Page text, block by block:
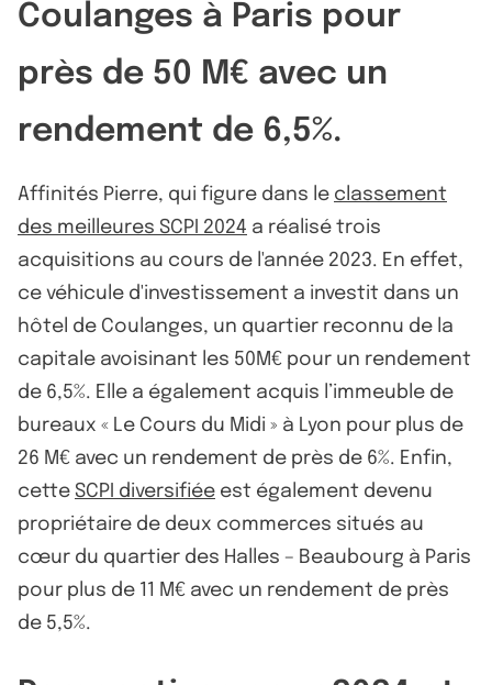
Coulanges à Paris pour
près de 50 M€ avec un
rendement de 6,5%.
Affinités Pierre, qui figure dans le classement
des meilleures SCPI 2024 a réalisé trois
acquisitions au cours de l'année 2023. En effet,
ce véhicule d'investissement a investit dans un
hôtel de Coulanges, un quartier reconnu de la
capitale avoisinant les 50M€ pour un rendement
de 6,5%. Elle a également acquis l’immeuble de
bureaux « Le Cours du Midi » à Lyon pour plus de
26 M€ avec un rendement de près de 6%. Enfin,
cette SCPI diversifiée est également devenu
propriétaire de deux commerces situés au
cœur du quartier des Halles – Beaubourg à Paris
pour plus de 11 M€ avec un rendement de près
de 5,5%.